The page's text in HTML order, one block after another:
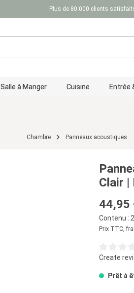
Plus de 80.000 clients
Salle à Manger Cuisine Entrée
Chambre Panneaux acoustiques
Clair |
44,95
Contenu :
Prix TTC,
Note
Create
Prêt à